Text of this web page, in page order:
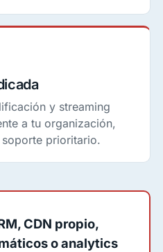
y streaming
a tu organización,
prioritario.
CDN propio,
o analytics